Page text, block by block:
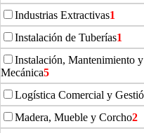
Industrias Extractivas1
Instalación de Tuberías1
Instalación, Mantenimiento
Mecánica5
Logística Comercial y
Madera, Mueble y Corcho2